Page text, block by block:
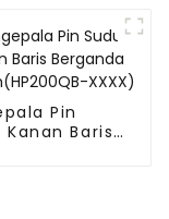
Pin
Kanan Baris